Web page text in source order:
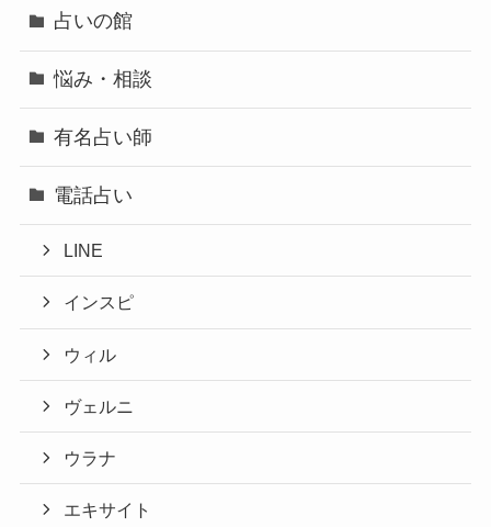
占いの館
悩み・相談
有名占い師
電話占い
LINE
インスピ
ウィル
ヴェルニ
ウラナ
エキサイト